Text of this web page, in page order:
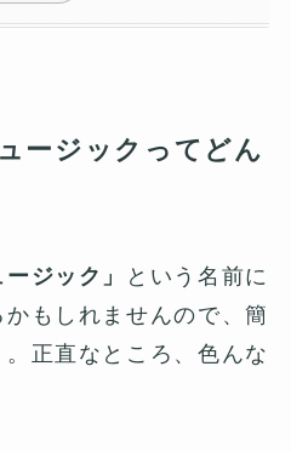
ージックってどん
ジック」
という名前に
もしれませんので、簡
正直なところ、色んな